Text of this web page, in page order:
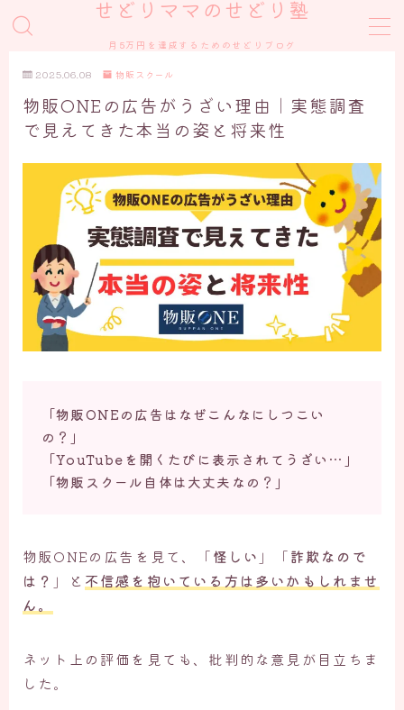
せどりママのせどり塾
月5万円を達成するためのせどりブログ
スクール
AIスクール
せどりノウハウ
メルカリ
Amazon
eBay
お問い合わせ
2025.06.08 物販スクール
物販ONEの広告がうざい理由｜実態調査
で見えてきた本当の姿と将来性
「物販ONEの広告はなぜこんなにしつこい
の？」
「YouTubeを開くたびに表示されてうざい…」
「物販スクール自体は大丈夫なの？」
物販ONEの広告を見て、「怪しい 」「詐欺なので
は？ 」と 不信感を抱いている方は多いかもしれませ
ん。
ネット上の評価を見ても、批判的な意見が目立ちま
した。